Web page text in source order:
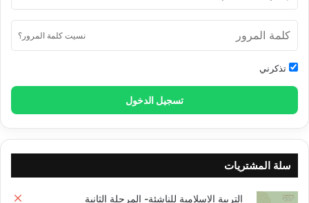
نسيت كلمة المرور؟
تذكرني
تسجيل الدخول
سلة المشتريات
التربية الإسلامية للناشئة- المرحلة الثانية